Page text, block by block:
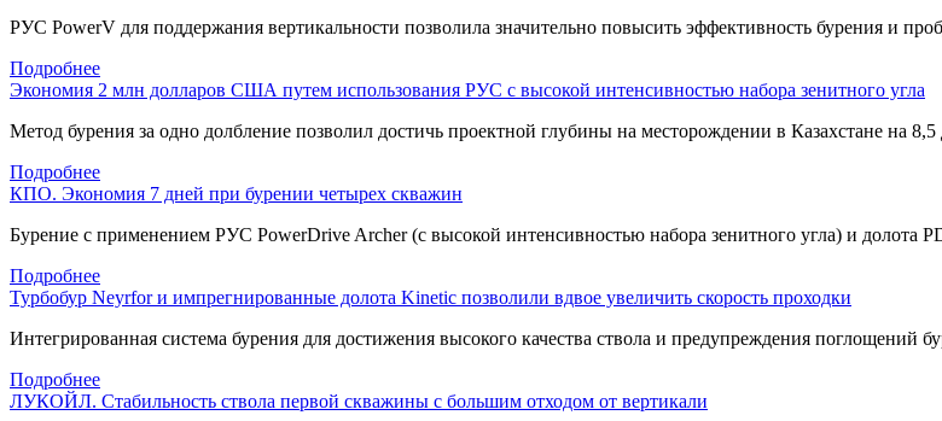
РУС PowerV для поддержания вертикальности позволила значительно повысить эффективность бурения и
Подробнее
Экономия 2 млн долларов США путем использования РУС с высокой интенсивностью набора зенитного угла
Метод бурения за одно долбление позволил достичь проектной глубины на месторождении в Казахстане на
Подробнее
КПО. Экономия 7 дней при бурении четырех скважин
Бурение с применением РУС PowerDrive Archer (с высокой интенсивностью набора зенитного угла) и
Подробнее
Турбобур Neyrfor и импрегнированные долота Kinetic позволили вдвое увеличить скорость проходки
Интегрированная система бурения для достижения высокого качества ствола и предупреждения поглощений
Подробнее
ЛУКОЙЛ. Стабильность ствола первой скважины с большим отходом от вертикали